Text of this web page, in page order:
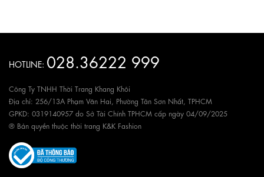
HOTLINE: 028.36222 999
Công Ty TNHH Thời Trang Khang Khôi
Địa chỉ: 256/13A Phạm Văn Hai, Phường Tân Sơn Nhất, TPHCM
GPKD: 0319140957 do Sở Tài Chính TPHCM cấp ngày 04/09/2025
® Bản quyền thuộc thời trang K&K Fashion